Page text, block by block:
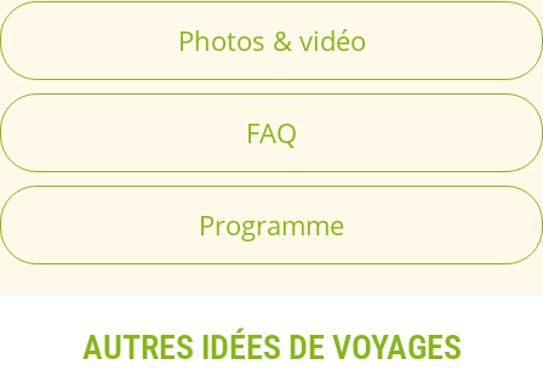
Programme
Photos & vidéo
FAQ
AUTRES IDÉES DE VOYAGES